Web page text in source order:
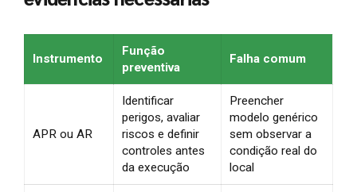
Instrumento
Função
preventiva
Falha comum
APR ou AR
Identificar
perigos, avaliar
riscos e definir
controles antes
da execução
Preencher
modelo genérico
sem observar a
condição real do
local